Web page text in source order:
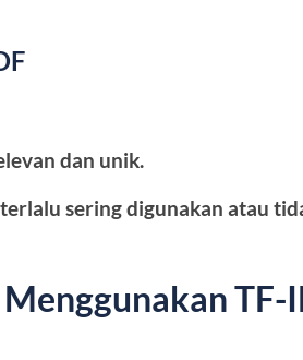
dan unik.
sering digunakan atau
TF-